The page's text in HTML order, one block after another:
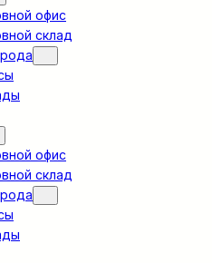
офис
склад
офис
склад